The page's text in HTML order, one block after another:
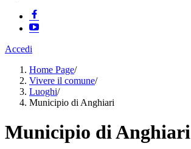
Accedi
Home Page/
Vivere il comune/
Luoghi/
Municipio di Anghiari
Municipio di Anghiari